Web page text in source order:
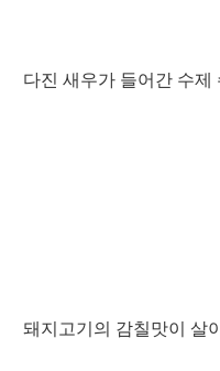
다진 새우가 들어간 수제
돼지고기의 감칠맛이 살